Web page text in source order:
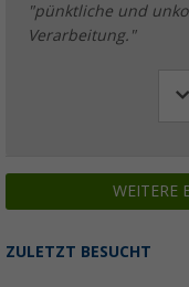
"pünktliche und
Verarbeitung."
WEITERE
ZULETZT BESUCHT